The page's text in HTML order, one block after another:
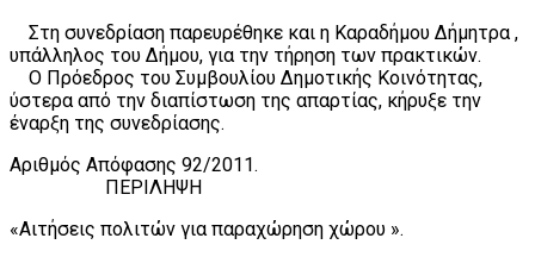
Στη συνεδρίαση παρευρέθηκε και η Καραδήμου Δήμητρα ,
υπάλληλος του Δήμου, για την τήρηση των πρακτικών.
Ο Πρόεδρος του Συμβουλίου Δημοτικής Κοινότητας,
ύστερα από την διαπίστωση της απαρτίας, κήρυξε την
έναρξη της συνεδρίασης.
Αριθμός Απόφασης 92/2011.
ΠΕΡΙΛΗΨΗ
«Αιτήσεις πολιτών για παραχώρηση χώρου ».